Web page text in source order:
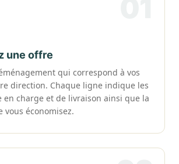
une offre
qui correspond à vos
direction. Chaque ligne indique les
en charge et de livraison ainsi que la
vous économisez.